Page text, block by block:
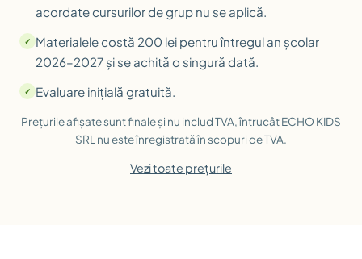
acordate cursurilor de grup nu se aplică.
Materialele costă 200 lei pentru întregul an școlar
2026–2027 și se achită o singură dată.
Evaluare inițială gratuită.
Prețurile afișate sunt finale și nu includ TVA, întrucât ECHO KIDS
SRL nu este înregistrată în scopuri de TVA.
Vezi toate prețurile